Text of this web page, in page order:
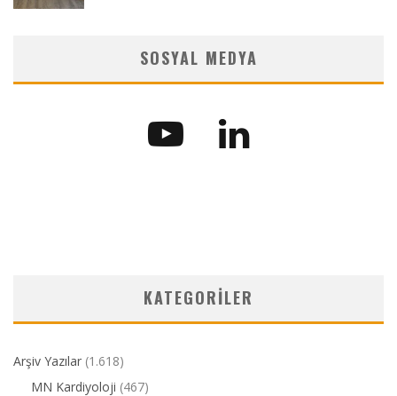
SOSYAL MEDYA
KATEGORILER
Arşiv Yazılar (1.618)
MN Kardiyoloji (467)